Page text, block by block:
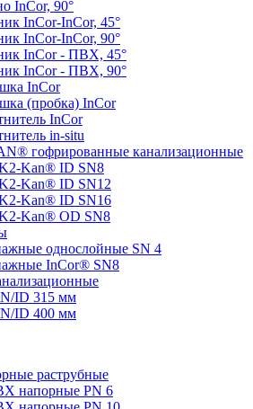
InCor, 90°
InCor-InCor, 45°
InCor-InCor, 90°
InCor - ПВХ, 45°
InCor - ПВХ, 90°
InCor
(пробка) InCor
InCor
in-situ
гофри­рованные канализационные
Kan® ID SN8
Kan® ID SN12
Kan® ID SN16
Kan® OD SN8
однослойные SN 4
InCor® SN8
ID 315 мм
ID 400 мм
раструбные
напорные PN 6